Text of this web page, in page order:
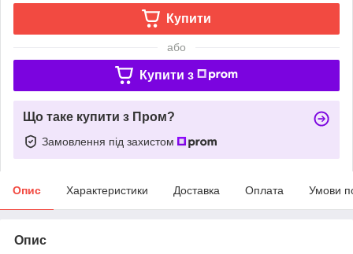
Купити
або
Купити з
Що таке купити з Пром?
Замовлення під захистом
Опис Характеристики Доставка Оплата Умови
Опис